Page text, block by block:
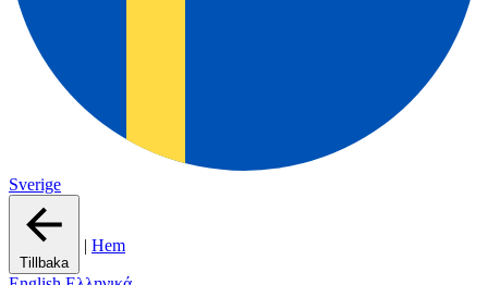
Sverige
Tillbaka
| Hem